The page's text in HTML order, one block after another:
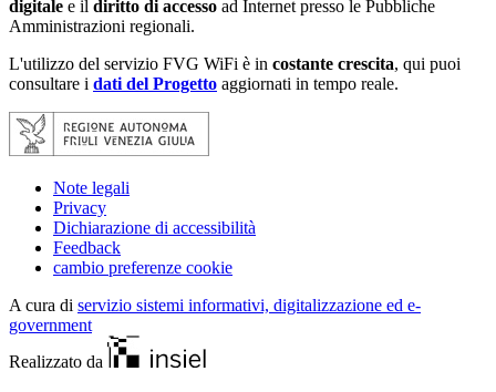
digitale e il diritto di accesso ad Internet presso le Pubbliche
Amministrazioni regionali.
L'utilizzo del servizio FVG WiFi è in costante crescita, qui puoi
consultare i dati del Progetto aggiornati in tempo reale.
Note legali
Privacy
Dichiarazione di accessibilità
Feedback
cambio preferenze cookie
A cura di servizio sistemi informativi, digitalizzazione ed e-
government
Realizzato da